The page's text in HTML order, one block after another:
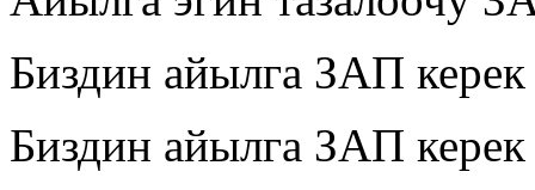
Биздин айылга ЗАП керек
Биздин айылга ЗАП керек